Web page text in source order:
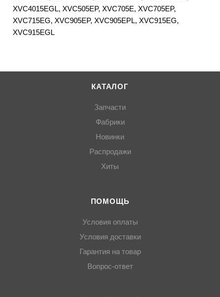
XVC4015EGL, XVC505EP, XVC705E, XVC705EP,
XVC715EG, XVC905EP, XVC905EPL, XVC915EG,
XVC915EGL
КАТАЛОГ
Запчасти
Фабрики
Новинки
Распродажи
Хиты
ПОМОЩЬ
Условия оплаты
Условия доставки
Гарантия на товар
Вопрос-ответ